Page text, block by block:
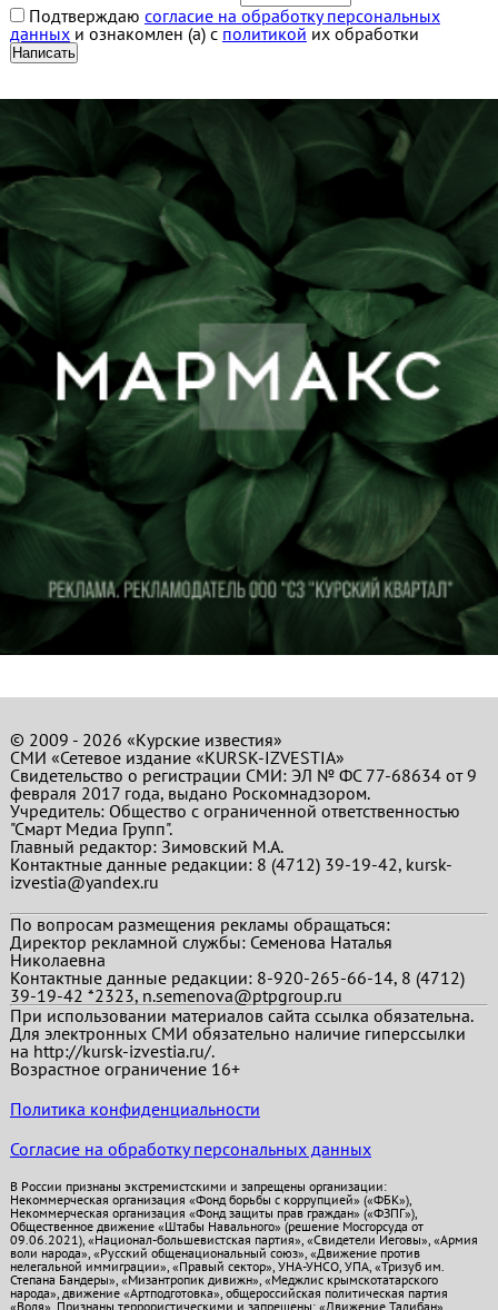
Подтверждаю согласие на обработку персональных
данныхи ознакомлен (а) с политикой их обработки
© 2009 - 2026 «Курские известия»
СМИ «Сетевое издание «KURSK-IZVESTIA»
Свидетельство о регистрации СМИ: ЭЛ № ФС 77-68634 от 9
февраля 2017 года, выдано Роскомнадзором.
Учредитель: Общество с ограниченной ответственностью
"Смарт Медиа Групп".
Главный редактор:Зимовский М.А.
Контактные данные редакции: 8 (4712) 39-19-42, kursk-
izvestia@yandex.ru
По вопросам размещения рекламы обращаться:
Директор рекламной службы: Семенова Наталья
Николаевна
Контактные данные редакции: 8-920-265-66-14, 8 (4712)
39-19-42 *2323, n.semenova@ptpgroup.ru
При использовании материалов сайта ссылка обязательна.
Для электронных СМИ обязательно наличие гиперссылки
на http://kursk-izvestia.ru/.
Возрастное ограничение 16+
Политика конфиденциальности
Согласие на обработку персональных данных
В России признаны экстремистскими и запрещены организации:
Некоммерческая организация «Фонд борьбы с коррупцией» («ФБК»),
Некоммерческая организация «Фонд защиты прав граждан» («ФЗПГ»),
Общественное движение «Штабы Навального» (решение Мосгорсуда от
09.06.2021), «Национал-большевистская партия», «Свидетели Иеговы», «Армия
воли народа», «Русский общенациональный союз», «Движение против
нелегальной иммиграции», «Правый сектор», УНА-УНСО, УПА, «Тризуб им.
Степана Бандеры», «Мизантропик дивижн», «Меджлис крымскотатарского
народа», движение «Артподготовка», общероссийская политическая партия
«Воля». Признаны террористическими и запрещены: «Движение Талибан»,